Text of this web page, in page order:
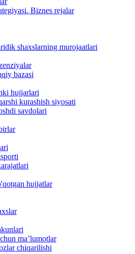
Biznes rejalar
shaxslarning murojaatlari
bazasi
hujjarlari
kurashish siyosati
savdolari
hujjatlar
ma’lumotlar
chiqarilishi